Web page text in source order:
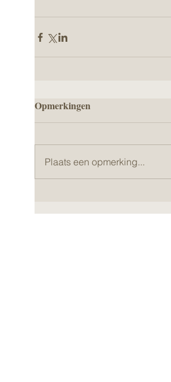
Opmerkingen
Plaats een opmerking...